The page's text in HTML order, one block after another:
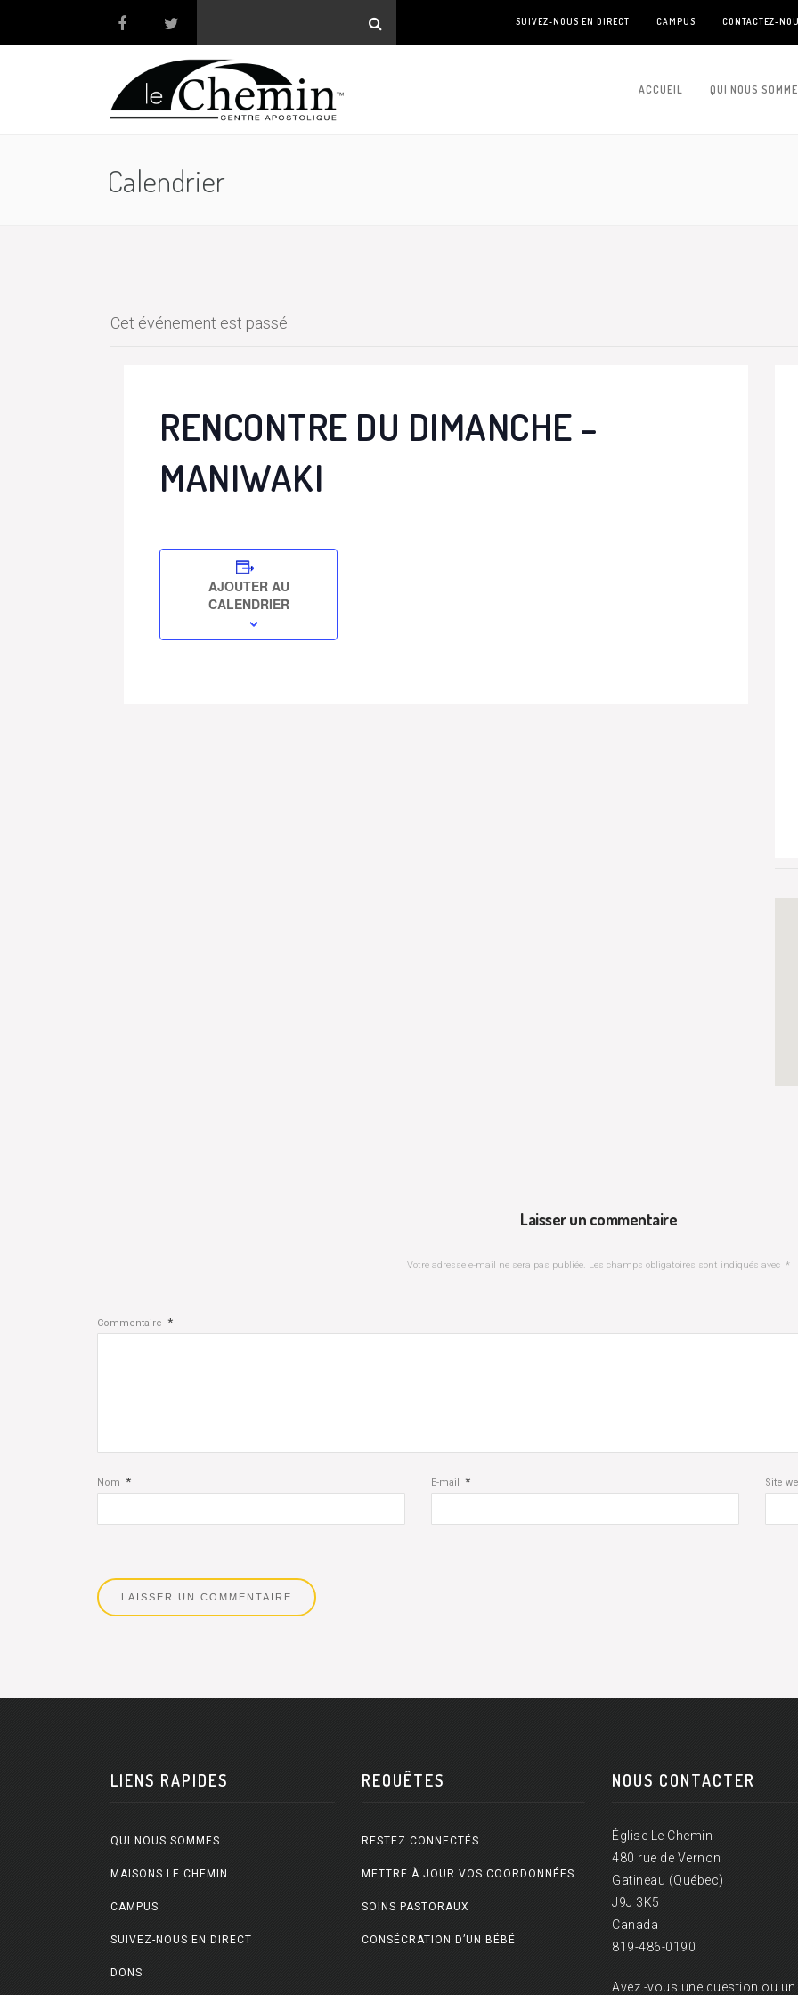
SUIVEZ-NOUS EN DIRECT CAMPUS CONTACTEZ-
ACCUEIL QUI NOUS
Calendrier
Cet événement est passé
RENCONTRE DU DIMANCHE –
MANIWAKI
AJOUTER AU
CALENDRIER
Laisser un commentaire
Votre adresse e-mail ne sera pas publiée. Les champs obligatoires sont indiqués avec *
Commentaire *
Nom * E-mail * Site
LIENS RAPIDES
QUI NOUS SOMMES
MAISONS LE CHEMIN
CAMPUS
SUIVEZ-NOUS EN DIRECT
DONS
REQUÊTES
RESTEZ CONNECTÉS
METTRE À JOUR VOS COORDONNÉES
SOINS PASTORAUX
CONSÉCRATION D’UN BÉBÉ
NOUS CONTACTER
Église Le Chemin
480 rue de Vernon
Gatineau (Québec)
J9J 3K5
Canada
819-486-0190
Avez -vous une question ou un